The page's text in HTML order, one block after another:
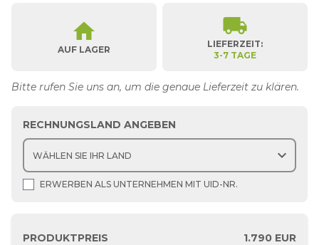
Bitte rufen Sie uns an, um die genaue Lieferzeit zu klären.
home
AUF LAGER
local_shipping
LIEFERZEIT:
3-7 TAGE
RECHNUNGSLAND ANGEBEN
expand_more
ERWERBEN ALS UNTERNEHMEN MIT UID-NR.
PRODUKTPREIS 1.790 EUR